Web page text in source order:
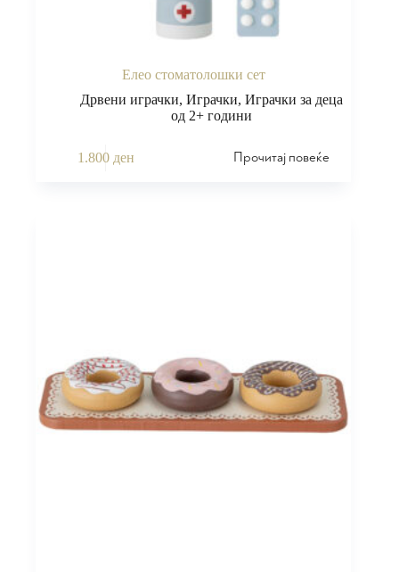
Елео стоматолошки сет
Дрвени играчки, Играчки, Играчки за деца
од 2+ години
1.800 ден Прочитај повеќе